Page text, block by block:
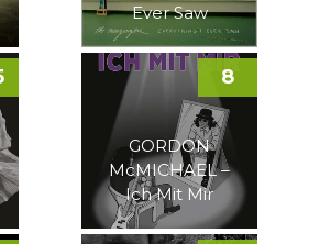
Ever Saw
GORDON
McMICHAEL –
Ich Mit Mir
8